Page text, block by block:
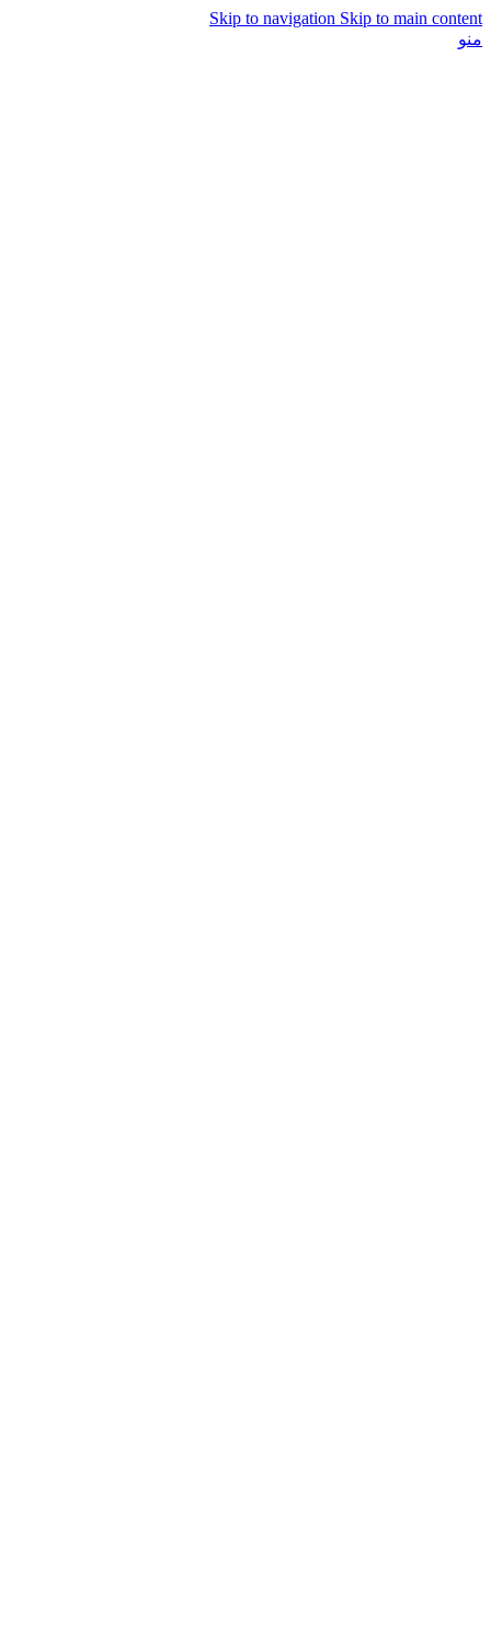
Skip to navigation Skip to main content
منو